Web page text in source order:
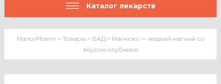
Каталог лекарств
ManorPharm > Товары > БАД > Магнокс — жидкий магний со
вкусом клубники